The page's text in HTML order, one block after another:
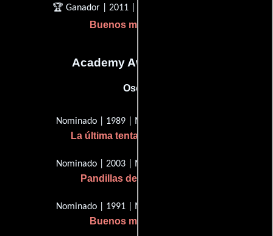
🏆 Ganador | 2011 | Mejor director
Buenos muchachos
Academy Awards, USA
Oscar
Nominado | 1989 | Mejor director
La última tentación de Cristo
Nominado | 2003 | Mejor director
Pandillas de Nueva York
Nominado | 1991 | Mejor director
Buenos muchachos